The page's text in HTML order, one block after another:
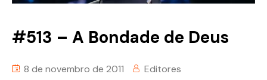
#513 – A Bondade de Deus
8 de novembro de 2011
Editores